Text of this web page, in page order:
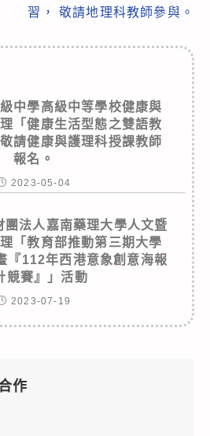
習， 敬請地理科教師參與。
中學高級中等學校健康與
「健康生活型態之雙語教
請健康與護理科授課教師
報名。
2023-05-04
團法人嘉南藥理大學人文暨
「教育部推動第三期大學
『112年西港意象創意海報
競賽』」活動
2023-07-19
作